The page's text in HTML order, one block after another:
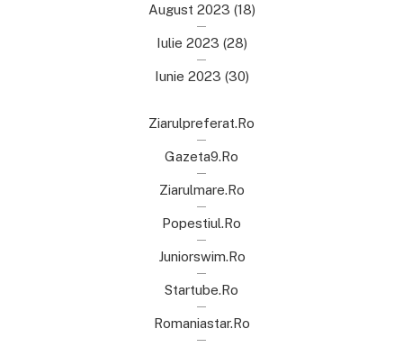
August 2023 (18)
Iulie 2023 (28)
Iunie 2023 (30)
Ziarulpreferat.ro
Gazeta9.ro
Ziarulmare.ro
Popestiul.ro
Juniorswim.ro
Startube.ro
Romaniastar.ro